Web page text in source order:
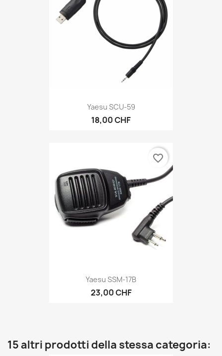
Yaesu SCU-59
18,00 CHF
Yaesu SSM-17B
23,00 CHF
favorite_border
15 altri prodotti della stessa categoria: